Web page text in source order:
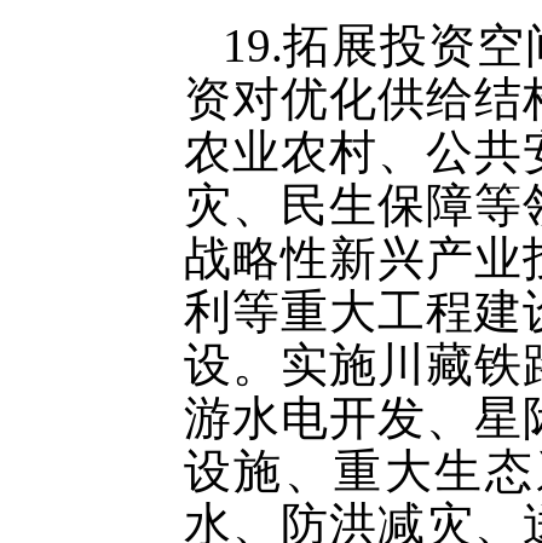
19.拓展投资
资对优化供给结
农业农村、公共
灾、民生保障
战略性新兴产业
利等重大工程建
设。实施川藏铁
游水电开发、星
设施、重大生
水、防洪减灾、